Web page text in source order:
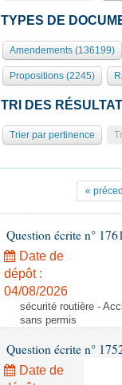
TYPES DE
Amendements (136199)
Propositions (2245)
TRI DES
Trier par pertinence
«
Question écrite n°
Date de
dépôt :
04/08/2026
sécurité routière -
sans permis
Question écrite n°
Date de